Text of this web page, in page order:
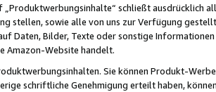
schließt ausdrücklich
stellen, sowie alle von uns zur Verfügung
Daten, Bilder, Texte oder sonstige
Amazon-Website handelt.
Sie können Produkt-
schriftliche Genehmigung erteilt haben,